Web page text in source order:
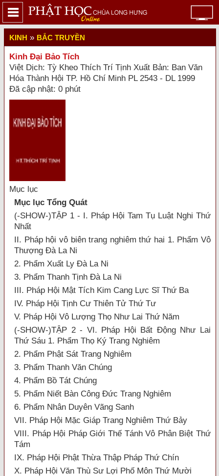
KINH » BẮC TRUYỀN
Kinh Đại Bảo Tích
Việt Dịch: Tỳ Kheo Thích Trí Tịnh Xuất Bản: Ban Văn
Hóa Thành Hội TP. Hồ Chí Minh PL 2543 - DL 1999
Đã cập nhật: 0 phút
Mục lục
Mục lục Tổng Quát
(-SHOW-)TẬP 1 - I. Pháp Hội Tam Tụ Luật Nghi Thứ
Nhất
II. Pháp hội vô biên trang nghiêm thứ hai 1. Phẩm Vô
Thượng Đà La Ni
2. Phẩm Xuất Ly Đà La Ni
3. Phẩm Thanh Tịnh Đà La Ni
III. Pháp Hội Mật Tích Kim Cang Lực Sĩ Thứ Ba
IV. Pháp Hội Tịnh Cư Thiên Tử Thứ Tư
V. Pháp Hội Vô Lượng Thọ Như Lai Thứ Năm
(-SHOW-)TẬP 2 - VI. Pháp Hội Bất Động Như Lai
Thứ Sáu 1. Phẩm Thọ Ký Trang Nghiêm
2. Phẩm Phật Sát Trang Nghiêm
3. Phẩm Thanh Văn Chúng
4. Phẩm Bồ Tát Chúng
5. Phẩm Niết Bàn Công Đức Trang Nghiêm
6. Phẩm Nhân Duyên Vãng Sanh
VII. Pháp Hội Mặc Giáp Trang Nghiêm Thứ Bảy
VIII. Pháp Hội Pháp Giới Thế Tánh Vô Phân Biệt Thứ
Tám
IX. Pháp Hội Phật Thừa Thập Pháp Thứ Chín
X. Pháp Hội Văn Thù Sư Lợi Phố Môn Thứ Mười